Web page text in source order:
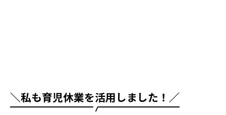
＼私も育児休業を活用しました！／